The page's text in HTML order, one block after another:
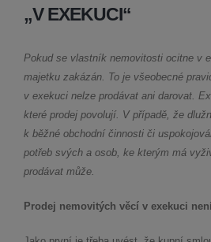
„V EXEKUCI“
Pokud se vlastník nemovitosti ocitne v
majetku zakázán. To je všeobecné
v exekuci nelze prodávat ani darovat.
které prodej povolují. V případě, že
k běžné obchodní činnosti či
potřeb svých a osob, ke kterým má
prodávat může.
Prodej nemovitých věcí v exekuci